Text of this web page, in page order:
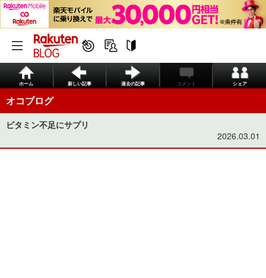
ホーム 新しい記事 過去の記事 コメント シェア
オコブログ
ビタミン不足にサプリ
2026.03.01